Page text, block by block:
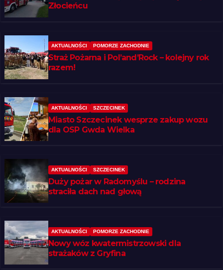
Złocieńcu
AKTUALNOŚCI POMORZE ZACHODNIE
Straż Pożarna i Pol’and’Rock – kolejny rok
razem!
AKTUALNOŚCI SZCZECINEK
Miasto Szczecinek wesprze zakup wozu
dla OSP Gwda Wielka
AKTUALNOŚCI SZCZECINEK
Duży pożar w Radomyślu – rodzina
straciła dach nad głową
AKTUALNOŚCI POMORZE ZACHODNIE
Nowy wóz kwatermistrzowski dla
strażaków z Gryfina